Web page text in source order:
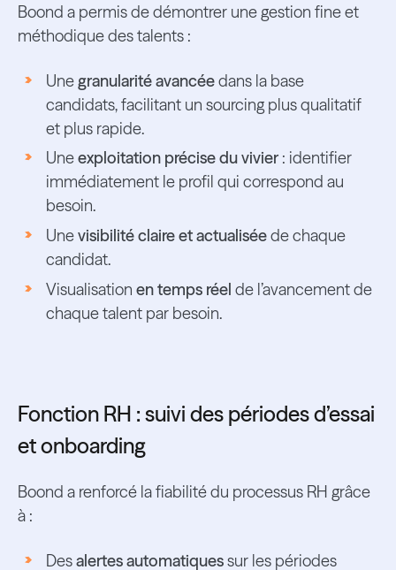
Boond a permis de démontrer une gestion fine et
méthodique des talents :
Unegranularité avancéedans la base
candidats, facilitant un sourcing plus qualitatif
et plus rapide.
Uneexploitation précise du vivier: identifier
immédiatement le profil qui correspond au
besoin.
Unevisibilité claire et actualiséede chaque
candidat.
Visualisation en temps réel de l’avancement de
chaque talent par besoin.
Fonction RH : suivi des périodes d’essai
et onboarding
Boond a renforcé la fiabilité du processus RH grâce
à :
Desalertes automatiquessur les périodes